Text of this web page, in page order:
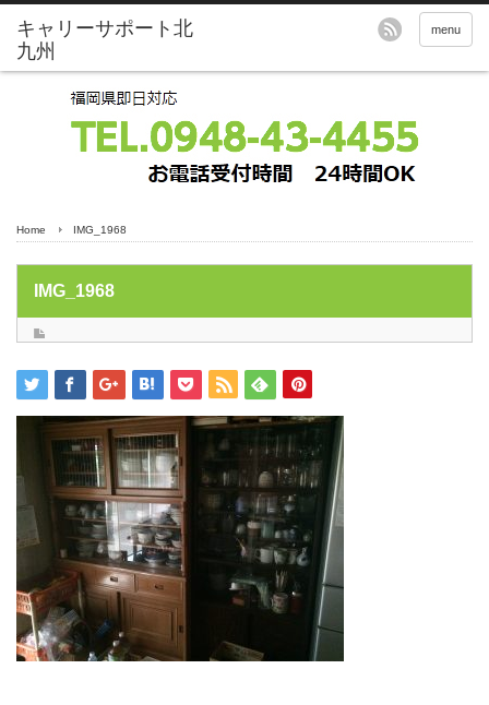
menu
Home IMG_1968
IMG_1968